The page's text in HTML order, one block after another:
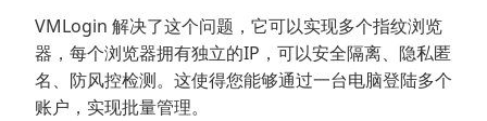
VMLogin 解决了这个问题，它可以实现多个指纹浏览
器，每个浏览器拥有独立的IP，可以安全隔离、隐私匿
名、防风控检测。这使得您能够通过一台电脑登陆多个
账户，实现批量管理。